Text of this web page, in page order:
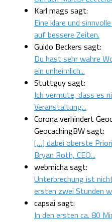
Karl mags sagt:
Eine klare und
auf bessere Zeiten.
Guido Beckers sagt:
Du hast sehr wahre
ein unheimlich...
Stuttguy sagt:
Ich vermute, dass es
Veranstaltung...
Corona verhindert
GeocachingBW sagt:
[…] dabei oberste
Bryan Roth, CEO...
webmicha sagt:
Unterbrechung ist
ersten zwei Stunden
capsai sagt:
In den ersten ca. 80